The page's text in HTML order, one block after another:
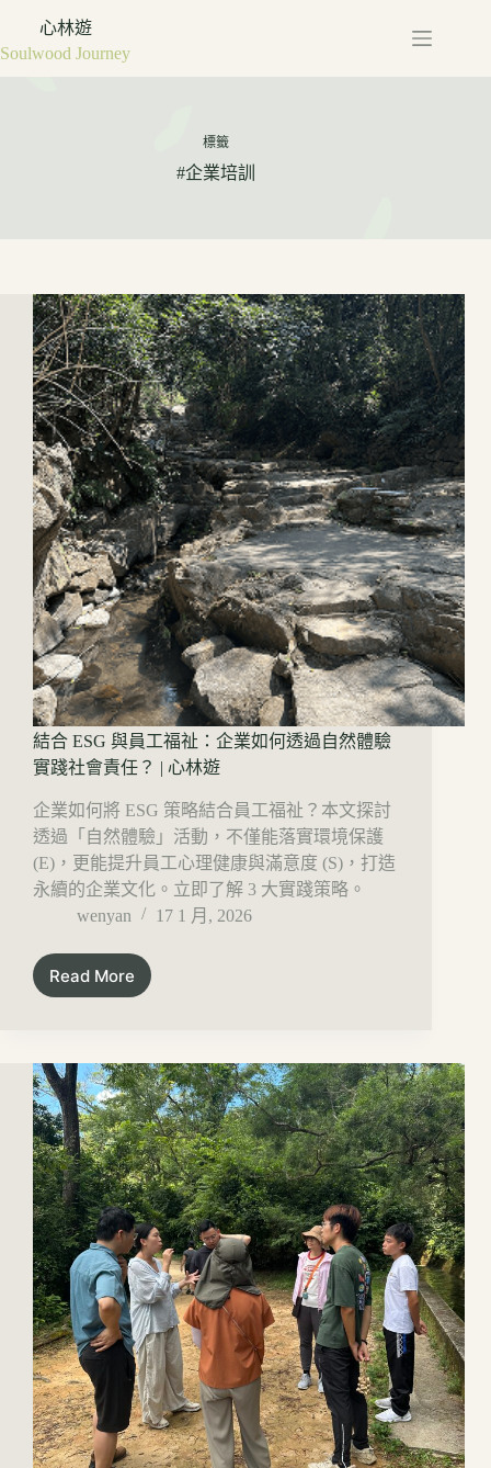
心林遊
Soulwood Journey
標籤
#企業培訓
結合 ESG 與員工福祉：企業如何透過自然體驗
實踐社會責任？ | 心林遊
企業如何將 ESG 策略結合員工福祉？本文探討
透過「自然體驗」活動，不僅能落實環境保護
(E)，更能提升員工心理健康與滿意度 (S)，打造
永續的企業文化。立即了解 3 大實踐策略。
wenyan
17 1 月, 2026
Read More